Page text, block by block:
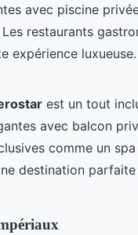
avec piscine
restaurants
expérience luxueuse.
est un tout
avec balcon
comme un
destination